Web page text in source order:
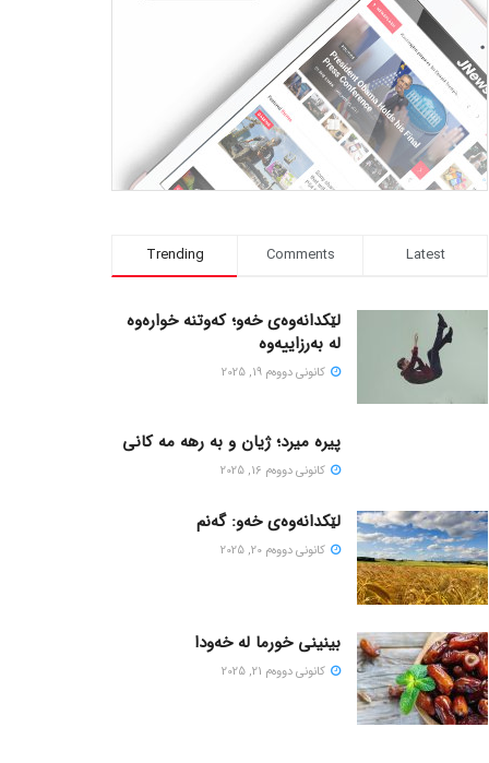
Trending Comments Latest
لێکدانەوەی خەو؛ کەوتنە خوارەوە
لە بەرزاییەوە
كانونی دووه‌م 19, 2025
پیره میرد؛ ژیان و به رهه مه کانی
كانونی دووه‌م 16, 2025
لێکدانەوەی خەو: گەنم
كانونی دووه‌م 20, 2025
بینینی خورما لە خەودا
كانونی دووه‌م 21, 2025